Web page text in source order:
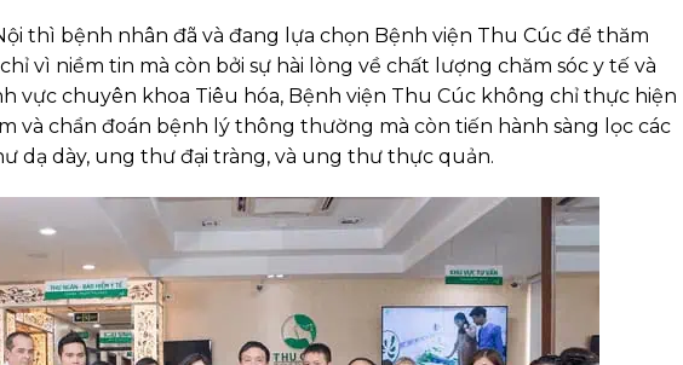
thì bệnh nhân đã và đang lựa chọn Bệnh viện Thu Cúc để thăm
vì niềm tin mà còn bởi sự hài lòng về chất lượng chăm sóc y tế và
vực chuyên khoa Tiêu hóa, Bệnh viện Thu Cúc không chỉ thực hiện
và chẩn đoán bệnh lý thông thường mà còn tiến hành sàng lọc các
dạ dày, ung thư đại tràng, và ung thư thực quản.